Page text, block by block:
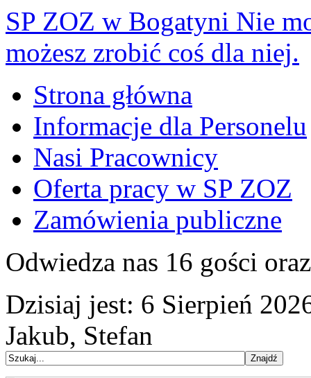
SP ZOZ w Bogatyni Nie
możesz zrobić coś dla niej.
Strona główna
Informacje dla Personelu
Nasi Pracownicy
Oferta pracy w SP ZOZ
Zamówienia publiczne
Odwiedza nas 16 gości
Dzisiaj jest: 6 Sierpień
Jakub, Stefan